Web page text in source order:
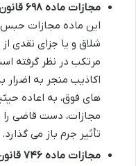
مجازات ماده ۶۹۸ قانون مجازات اسلامی (نشر اکاذیب سنتی):
شلاق و یا جزای نقدی
مرتکب در نظر گرفته
اکاذیب منجر به اضرار
های فوق، به اعاده
مجازات، دست قاضی را
تأثیر جرم باز می گذارد.